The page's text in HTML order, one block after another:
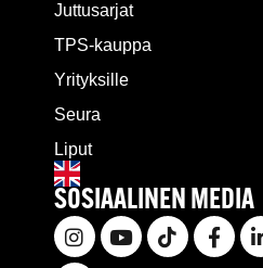
Juttusarjat
TPS-kauppa
Yrityksille
Seura
Liput
SOSIAALINEN MEDIA